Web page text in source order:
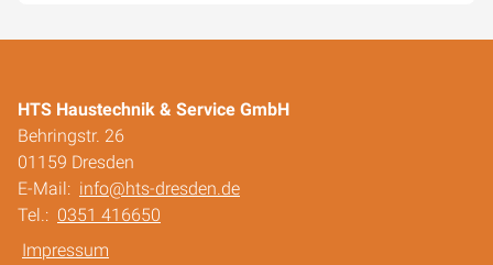
HTS Haustechnik & Service GmbH
Behringstr. 26
01159 Dresden
E-Mail: info@hts-dresden.de
Tel.: 0351 416650
Impressum